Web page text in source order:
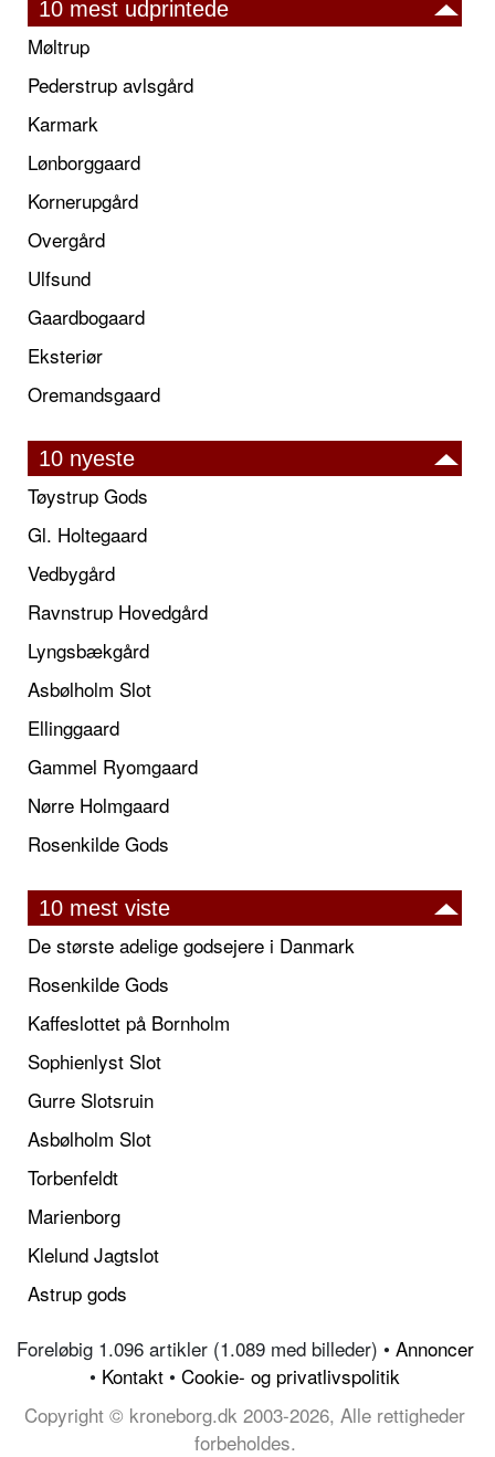
10 mest udprintede
Møltrup
Pederstrup avlsgård
Karmark
Lønborggaard
Kornerupgård
Overgård
Ulfsund
Gaardbogaard
Eksteriør
Oremandsgaard
10 nyeste
Tøystrup Gods
Gl. Holtegaard
Vedbygård
Ravnstrup Hovedgård
Lyngsbækgård
Asbølholm Slot
Ellinggaard
Gammel Ryomgaard
Nørre Holmgaard
Rosenkilde Gods
10 mest viste
De største adelige godsejere i Danmark
Rosenkilde Gods
Kaffeslottet på Bornholm
Sophienlyst Slot
Gurre Slotsruin
Asbølholm Slot
Torbenfeldt
Marienborg
Klelund Jagtslot
Astrup gods
Foreløbig 1.096 artikler (1.089 med billeder) • Annoncer
• Kontakt • Cookie- og privatlivspolitik
Copyright © kroneborg.dk 2003-2026, Alle rettigheder
forbeholdes.